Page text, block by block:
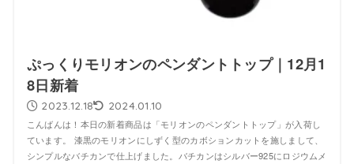
ぷっくりモリオンのペンダントトップ｜12月1
8日新着
2023.12.18 2024.01.10
こんばんは！本日の新着商品は「モリオンのペンダントトップ」が入荷し
ています。 漆黒のモリオンにしずく型のカボションカットを施しまして、
シンプルなバチカンで仕上げました。バチカンはシルバー925にロジウムメ